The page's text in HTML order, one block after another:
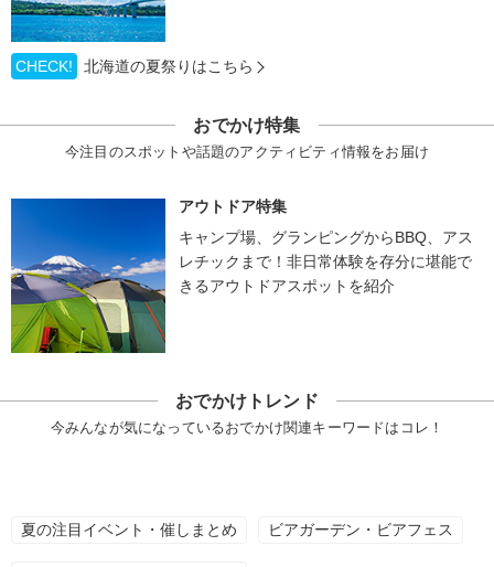
CHECK! 北海道の夏祭りはこちら
おでかけ特集
今注目のスポットや話題のアクティビティ情報をお届け
アウトドア特集
キャンプ場、グランピングからBBQ、アス
レチックまで！非日常体験を存分に堪能で
きるアウトドアスポットを紹介
おでかけトレンド
今みんなが気になっているおでかけ関連キーワードはコレ！
夏の注目イベント・催しまとめ ビアガーデン・ビアフェス